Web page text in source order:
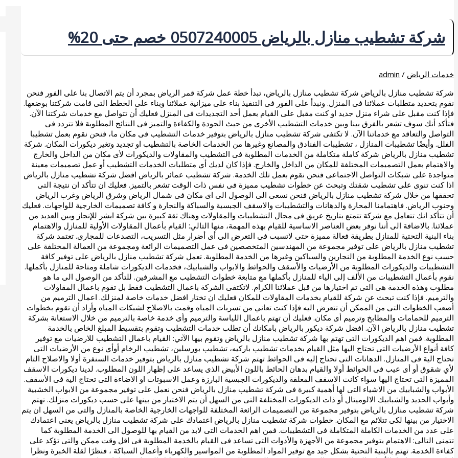
شركة تشطيب منازل بالرياض 0507240005 خصم حتى 20%
خدمات الرياض /
admin
شركة تشطيب منازل بالرياض شركة تشطيب منازل بالرياض، تبدأ خطة عمل شركة قمر الرياض بمجرد أن يتم الاتصال بنا على الفور فنحن
نقوم بتحديد متطلبات عملائنا فى المنزل. ونبدأ على الفور فى التنفيذ بناء على ميزانية عملائنا وبناء على الخطط التى قامت شركتنا بوضعها.
فإذا كنت مقبل على شراء منزل جديد او كنت مقبل على القيام بعمل أحد التجديدات فى المنزل فعليك أن تتواصل مع خدمات شركتنا الآن.
فتأكد أنك سوف تشعر بالفرق بينا وبين خدمات التشطيب الأخرى من حيث الجودة والكفاءة والتميز فى النتائج المطلوبة فلا تتردد فى
التواصل والتعاقد مع خدماتنا الآن. لا تكتفى شركة تشطيب منازل بالرياض بتوفير خدمات التشطيب فى مكان ما، فنحن نقوم بعمل تشطيبا
الفلل. وأيضًا تشطيبات المنازل ، تشطيبات الفنادق والمصانع وغيرها من الخدمات الخاصة بالتشطيب او تجديد وتغير ديكورات المكان. شركة
تشطيب منازل بالرياض شركة كاملة متكاملة من الخدمات المطلوبة فى التشطيب والمقاولات والديكورات لأى مكان من الداخل والخارج
والاهتمام بعمل التصميمات المختلفة للمكان من الداخل والخارج. فإذا كان لديك أي متطلبات الخدمات التشطيب أو عمل تصميمات معينة
متواجدة على شبكات التواصل الاجتماعى فنحن نقوم بعمل تلك الخدمة. شركة تشطيب عمائر بالرياض افضل شركة تشطيب منازل بالرياض
اذا كنت تنوى على تشطيب شقتك وتبحث عن خطوات تشطيب مميزة فى نفس ذات الوقت تشعر بالتميز. فعليك ان تتأكد ان نتيجة التى
تحققها من خلال شركة تشطيب منازل بالرياض فنحن نسعى الى الوصول الى اى مكان فى شمال الرياض وشرق الرياض وغرب الرياض
وجنوب الرياض. فاهتمامنا المحارة والدهانات والتشطيبات والاسقف الجبسية والسباكة والنجارة و كافة تصميمات الخارجية للواجهات. فعليك
أن تتأكد انك تتعامل مع شركة تتمتع بتاريخ عريق فى مجال التشطيبات والمقاولات وهناك ثقة كبيرة بين شركة ابشر للإنجاز وبين العديد من
عملائنا. بالاضافة الى أننا نوفر بعض العناصر الاساسية للقيام بهذه المهمة، منها التالي: القيام بأعمال المقاولات الأولية للمنازل والاهتمام
بناء البنية التحتية للمنازل بطريقة فعالة مميزة حتى لاتسبب فى التعرض الى أى أضرار مثل التسريب، التصدعات للمجارى. تعتمد شركة
تشطيب منازل بالرياض على توفير مجموعة من المهندسين المتخصصين فى عمل التصميمات الرائعة ومجموعة من العمالة المختلفة على
حسب نوع الخدمة المطلوبة من النجارين والسباكين وغيرها من الخدمة المطلوبة. تعمل شركة تشطيب منازل بالرياض على توفير كافة
التشطيبات والديكورات المطلوبة من الأرضيات والأسقف والحوائط والابواب والشبابيك، فخدمات الديكورات شاملة ومتاحة للمنازل بأكملها.
نقوم بأعمال التشطيبات من الألف إلى الياء للمنازل بأكملها مع متابعة خطوات التشطيب مع المشرفين. للتأكد من الوصول الى ما هو
مطلوب وهذه الخدمة هى التى تم اختيارها من قبل عملائنا الكرام. لاتكتفى الشركة باعمال التشطيب فقط بل تقوم باعمال المقاولات
والترميم. فإذا كنت تبحث عن شركة للقيام بخدمات المقاولات للمكان فعليك ان تختار افضل خدمات خاصة لمنزلك. اعمال الترميم من
أصعب الخطوات التى من الممكن أن تتعرض اليه فإذا كنت تعاني من تسربات المياه وقمت بالاصلاح لشبكات المياه وأراد أن تقوم بخطوات
الترميم للحمامات والمطابخ وترميم أى مكان. فعليك أن تهتم باعمال اللياسة والترميم وأى خدمة خاصة بالترميم من خلال الاستعانة بشركة
تشطيب منازل بالرياض الآن. افضل شركة ديكور بالرياض بامكانك أن تطلب خدمات التشطيب وتقوم بتقسيط المبلغ الخاص بالخدمة
المطلوبة. فمن اهم الديكورات التى تهتم بها شركة تشطيب منازل بالرياض وتقوم بيها الآتي: القيام باعمال التشطيب للارضيات مع توفير
كافة أنواع الأرضيات التى تحتاج اليها مثل القيام بخدمات تشطيب باركيه، تشطيب بورسلين، تشطيب الرخام أوأي نوع من الأرضيات التى
تحتاج الية فى المنازل. الدهانات التى تحتاج إليه فى الحوائط تهتم شركة تشطيب منازل بالرياض بتوفير خدمات السنفرة أولا والاصلاح التام
لأي شقوق أو أى عيب فى الحوائط أولا والقيام بدهان الحائط باللون الأبيض الذى يساعد على إظهار اللون المطلوب. لدينا ديكورات الاسقف
المميزة التى تحتاج اليها سواء كانت الاسقف المعلقة والديكورات الجبسية البارزة وعمل الاسبوتات او الاضاءة التى تحتاج الية فى الأسقف.
الأبواب والشبابيك من الاشياء التى لها أهمية كبيرة فى شركة تشطيب منازل بالرياض فنحن نعمل على توفير مجموعة من الابواب الخشبية
وأبواب الحديد والشبابيك الالوميتال أو ذات الديكورات المختلفة التى من السهل أن يتم الاختيار من بينها على حسب ديكورات منزلك. تهتم
شركة تشطيب منازل بالرياض بتوفير مجموعة من التصميمات الرائعة المختلفة للواجهات الخارجية الخاصة بالمنازل والتى من السهل ان يتم
الاختيار من بينها لكى تتلائم مع المكان. خطوات شركة تشطيب منازل بالرياض اعتمادك على شركة تشطيب منازل بالرياض يعنى اعتمادك
على عدد من الخدمات الكاملة المتكاملة فى التشطيبات. فمن اهم الخدمات التى لابد من القيام بها للوصول الى الخدمة المطلوبة كما
تتمنى التالى: الاهتمام بتوفير مجموعة من الأجهزة والأدوات التى تساعد فى القيام بالخدمة المطلوبة فى اقل وقت ممكن والتى تؤكد على
كفاءة الخدمة. تهتم بالبنية التحتية بشكل جيد مع توفير المواد المطلوبة من المواسير والكهرباء وأعمال السباكة ، فنظرًا لقلة الخبرة ونظرا